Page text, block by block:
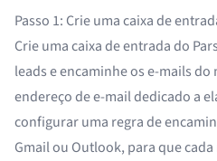
Passo 1: Crie uma caixa de
Crie uma caixa de entrada do
leads e encaminhe os e-mails
endereço de e-mail dedicado a
configurar uma regra de
Gmail ou Outlook, para que